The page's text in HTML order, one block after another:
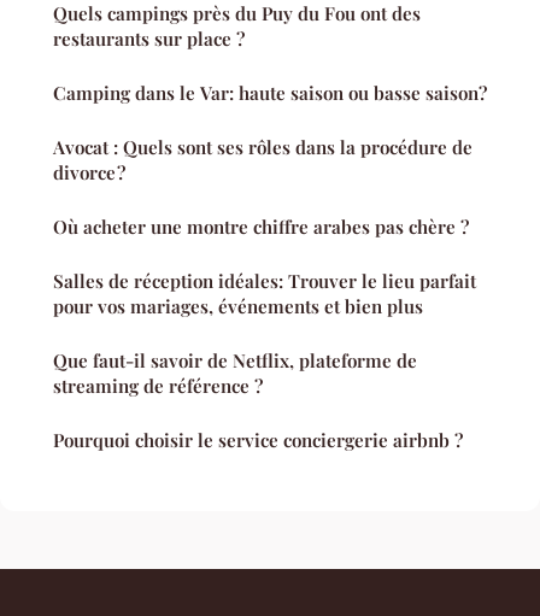
Quels campings près du Puy du Fou ont des
restaurants sur place ?
Camping dans le Var: haute saison ou basse saison?
Avocat : Quels sont ses rôles dans la procédure de
divorce ?
Où acheter une montre chiffre arabes pas chère ?
Salles de réception idéales: Trouver le lieu parfait
pour vos mariages, événements et bien plus
Que faut-il savoir de Netflix, plateforme de
streaming de référence ?
Pourquoi choisir le service conciergerie airbnb ?